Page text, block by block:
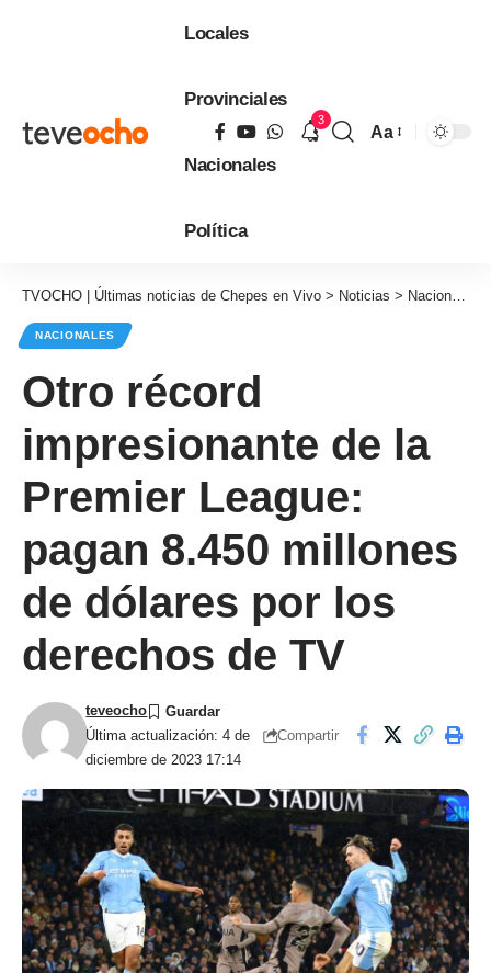
Locales
Provinciales
Nacionales
Política
3
Aa
TVOCHO | Últimas noticias de Chepes en Vivo > Noticias > Nacionales
NACIONALES
Otro récord
impresionante de la
Premier League:
pagan 8.450 millones
de dólares por los
derechos de TV
Última actualización: 4 de
diciembre de 2023 17:14
teveocho
Compartir